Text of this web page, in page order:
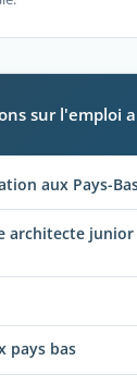
sur l'emploi
aux Pays-
architecte junior
pays bas